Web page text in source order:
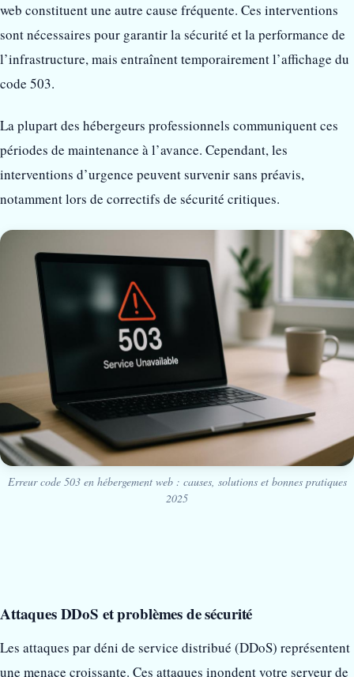
web constituent une autre cause fréquente. Ces interventions
sont nécessaires pour garantir la sécurité et la performance de
l’infrastructure, mais entraînent temporairement l’affichage du
code 503.
La plupart des hébergeurs professionnels communiquent ces
périodes de maintenance à l’avance. Cependant, les
interventions d’urgence peuvent survenir sans préavis,
notamment lors de correctifs de sécurité critiques.
Erreur code 503 en hébergement web : causes, solutions et bonnes pratiques
2025
Attaques DDoS et problèmes de sécurité
Les attaques par déni de service distribué (DDoS) représentent
une menace croissante. Ces attaques inondent votre serveur de